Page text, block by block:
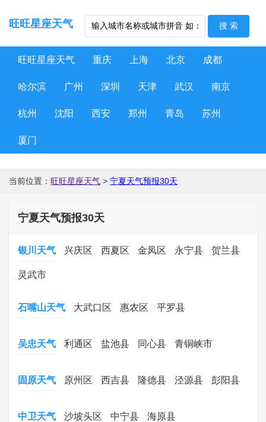
旺旺星座天气
旺旺星座天气 重庆 上海 北京 成都
哈尔滨 广州 深圳 天津 武汉 南京
杭州 沈阳 西安 郑州 青岛 苏州
厦门
当前位置： 旺旺星座天气 > 宁夏天气预报30天
宁夏天气预报30天
银川天气 兴庆区 西夏区 金凤区 永宁县 贺兰县
灵武市
石嘴山天气 大武口区 惠农区 平罗县
吴忠天气 利通区 盐池县 同心县 青铜峡市
固原天气 原州区 西吉县 隆德县 泾源县 彭阳县
中卫天气 沙坡头区 中宁县 海原县